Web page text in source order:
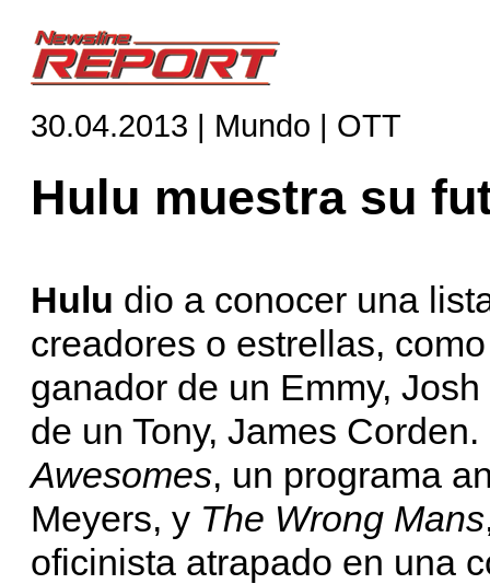
30.04.2013 | Mundo | OTT
Hulu muestra su
Hulu dio a conocer una
creadores o estrellas,
ganador de un Emmy,
de un Tony, James
Awesomes, un programa
Meyers, y The Wrong Mans
oficinista atrapado en una